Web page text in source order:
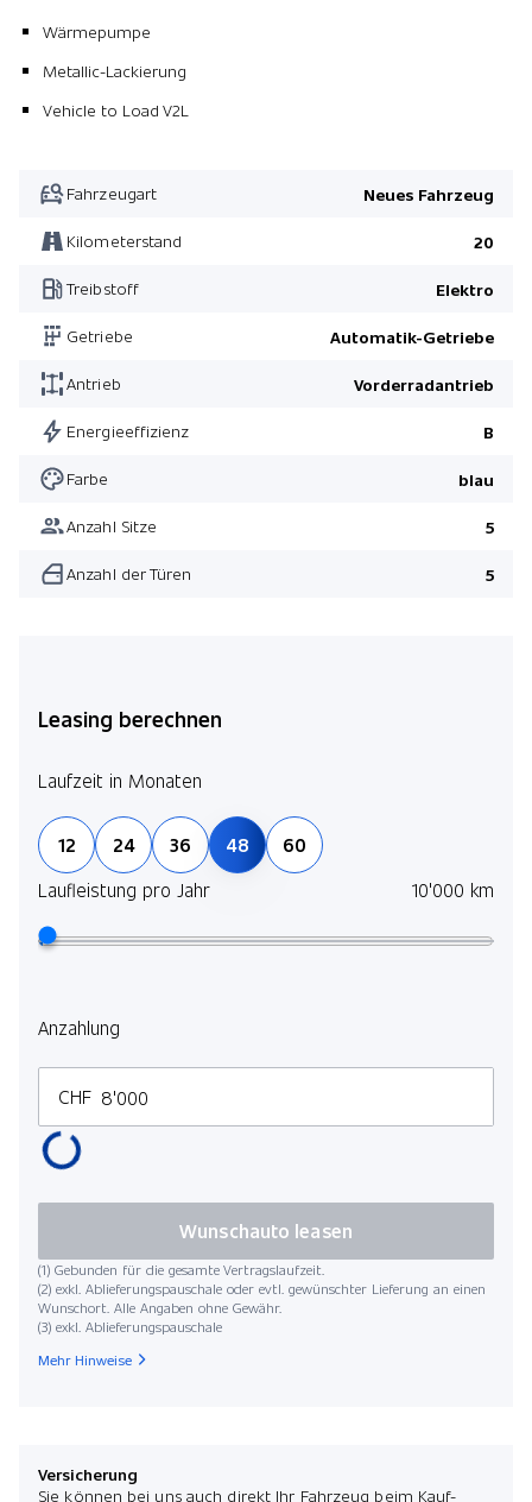
Wärmepumpe
Metallic-Lackierung
Vehicle to Load V2L
Fahrzeugart Neues Fahrzeug
Kilometerstand 20
Treibstoff Elektro
Getriebe Automatik-Getriebe
Antrieb Vorderradantrieb
Energieeffizienz B
Farbe blau
Anzahl Sitze 5
Anzahl der Türen 5
Leasing berechnen
Laufzeit in Monaten
12 24 36 48
60
Laufleistung pro Jahr
10'000 km
Anzahlung
CHF
(1) Gebunden für die gesamte Vertragslaufzeit.
(2) exkl. Ablieferungspauschale oder evtl. gewünschter Lieferung an einen
Wunschort. Alle Angaben ohne Gewähr.
(3) exkl. Ablieferungspauschale
Wunschauto leasen
Mehr Hinweise
Versicherung
Sie können bei uns auch direkt Ihr Fahrzeug beim Kauf-